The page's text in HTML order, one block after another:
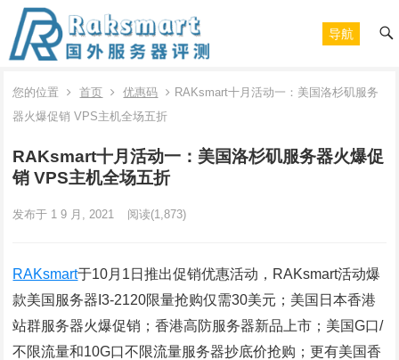
导航
您的位置 首页 优惠码
RAKsmart十月活动一：美国洛杉矶服务
器火爆促销 VPS主机全场五折
RAKsmart十月活动一：美国洛杉矶服务器火爆促
销 VPS主机全场五折
发布于 1 9 月, 2021 阅读(1,873)
RAKsmart于10月1日推出促销优惠活动，RAKsmart活动爆
款美国服务器I3-2120限量抢购仅需30美元；美国日本香港
站群服务器火爆促销；香港高防服务器新品上市；美国G口/
不限流量和10G口不限流量服务器抄底价抢购；更有美国香